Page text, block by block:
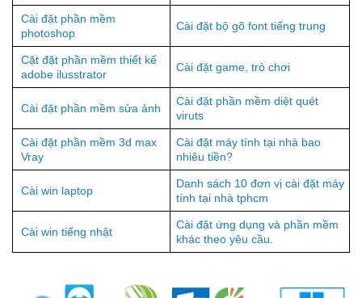
Cài đặt phần mềm
photoshop
Cài đặt bộ gõ font tiếng trung
Cặt đặt phần mềm thiết kế
adobe ilusstrator
Cài đặt game, trò chơi
Cài đặt phần mềm sửa ảnh
Cài đặt phần mềm diệt quét
viruts
Cài đặt phần mềm 3d max
Vray
Cài đặt máy tính tại nhà bao
nhiêu tiền?
Cài win laptop
Danh sách 10 đơn vị cài đặt máy
tính tại nhà tphcm
Cài win tiếng nhật
Cài đặt ứng dụng và phần mềm
khác theo yêu cầu.